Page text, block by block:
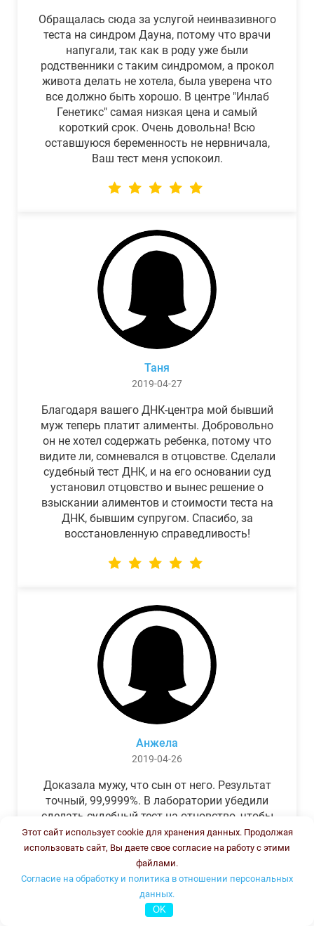
Обращалась сюда за услугой неинвазивного
теста на синдром Дауна, потому что врачи
напугали, так как в роду уже были
родственники с таким синдромом, а прокол
живота делать не хотела, была уверена что
все должно быть хорошо. В центре "Инлаб
Генетикс" самая низкая цена и самый
короткий срок. Очень довольна! Всю
оставшуюся беременность не нервничала,
Ваш тест меня успокоил.
Таня
2019-04-27
Благодаря вашего ДНК-центра мой бывший
муж теперь платит алименты. Добровольно
он не хотел содержать ребенка, потому что
видите ли, сомневался в отцовстве. Сделали
судебный тест ДНК, и на его основании суд
установил отцовство и вынес решение о
взыскании алиментов и стоимости теста на
ДНК, бывшим супругом. Спасибо, за
восстановленную справедливость!
Анжела
2019-04-26
Доказала мужу, что сын от него. Результат
точный, 99,9999%. В лаборатории убедили
сделать судебный тест на отцовство, чтобы
можно было предъявить в суде. Результат
был готов через неделю, как и
обещали.Теперь муж бегает и извиняется.
Этот сайт использует cookie для хранения данных. Продолжая
использовать сайт, Вы даете свое согласие на работу с этими
файлами.
Согласие на обработку и политика в отношении персональных
данных.
OK